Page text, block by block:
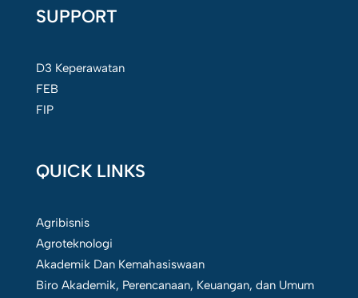
SUPPORT
D3 Keperawatan
FEB
FIP
QUICK LINKS
Agribisnis
Agroteknologi
Akademik Dan Kemahasiswaan
Biro Akademik, Perencanaan, Keuangan, dan Umum